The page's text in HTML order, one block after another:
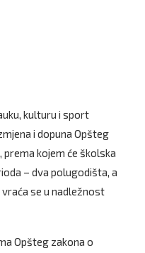
kulturu i sport
i dopuna Opšteg
kojem će školska
– dva polugodišta, a
se u nadležnost
Opšteg zakona o